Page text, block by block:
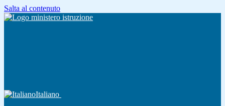
Salta al contenuto
Italiano